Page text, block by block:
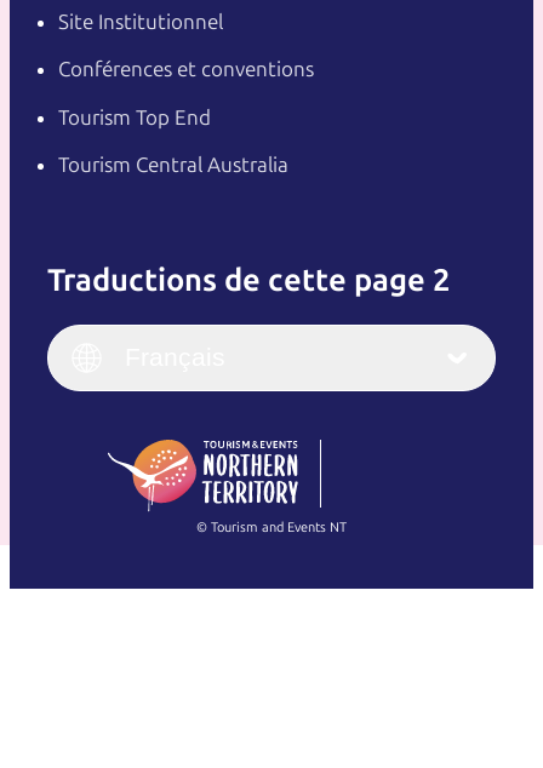
Site Institutionnel
Conférences et conventions
Tourism Top End
Tourism Central Australia
Traductions de cette page 2
English
(Singapore)
Français
Italiano
繁體中文
© Tourism and Events NT